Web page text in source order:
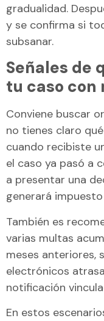
gradualidad.
y se confirma si
subsanar.
Señales de
tu caso con
Conviene buscar
no tienes claro
cuando recibiste
el caso ya pasó a
a presentar una
generará
También es
varias multas
meses anteriores,
electrónicos
notificación
En estos